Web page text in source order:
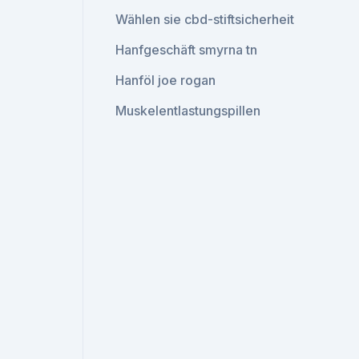
Wählen sie cbd-stiftsicherheit
Hanfgeschäft smyrna tn
Hanföl joe rogan
Muskelentlastungspillen